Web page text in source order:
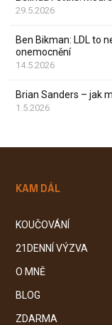
29.5.2026
Ben Bikman: LDL to
onemocnění
14.5.2026
Brian Sanders – jak
1.5.2026
KAM DÁL
KOUČOVÁNÍ
21DENNÍ VÝZVA
O MNĚ
BLOG
ZDARMA